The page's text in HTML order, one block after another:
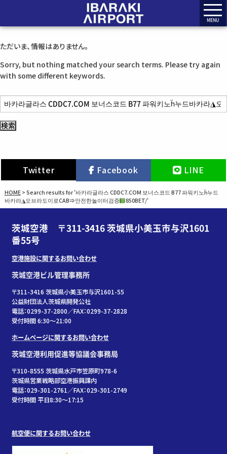
MENU
ただいま、情報はありません。
Sorry, but nothing matched your search terms. Please try again
with some different keywords.
検
:
Twitter Facebook LINE
HOME> Search results for '바카라글라스 CDDC7.COM 보너스코드 B77 파워키노ḧ누드
바카라◮오브라도이로CAB⇒안전한놀이터검증
850BET/'
茨城空港 〒311-3416 茨城県小美玉市与沢1601
番55号
空港施設に関するお問い合わせ
茨城空港ビル管理事務所
〒311-3416 茨城県小美玉市与沢1601-55
公益財団法人茨城県開発公社
電話：0299-37-2800／FAX：0299-37-2828
受付時間 6:30〜21:00
ホームページに関するお問い合わせ
茨城空港利用促進等協議会事務局
〒310-8555 茨城県水戸市笠原町978-6
茨城県営業戦略部空港振興課内
電話：029-301-2761／FAX：029-301-2749
受付時間 平日8:30～17:15
航空便に関するお問い合わせ